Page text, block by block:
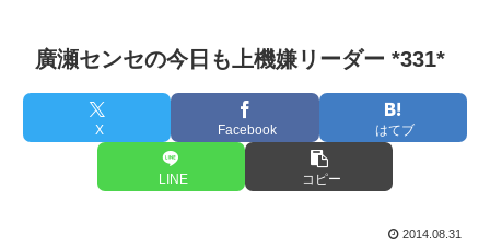
廣瀬センセの今日も上機嫌リーダー *331*
X Facebook はてブ
LINE コピー
2014.08.31